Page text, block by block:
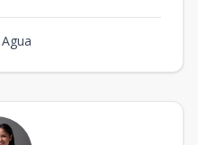
Agua